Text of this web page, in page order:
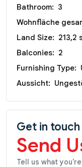
Bathroom: 3
Wohnfläche
Land Size: 213,2
Balconies: 2
Furnishing Type:
Aussicht:
Get in touch
Send
Tell us what